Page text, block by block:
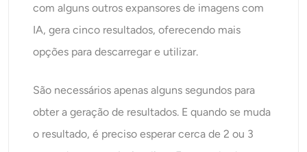
com alguns outros expansores de imagens com
IA, gera cinco resultados, oferecendo mais
opções para descarregar e utilizar.
São necessários apenas alguns segundos para
obter a geração de resultados. E quando se muda
o resultado, é preciso esperar cerca de 2 ou 3